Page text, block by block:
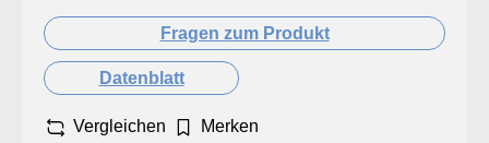
Fragen zum Produkt
Datenblatt
Vergleichen Merken